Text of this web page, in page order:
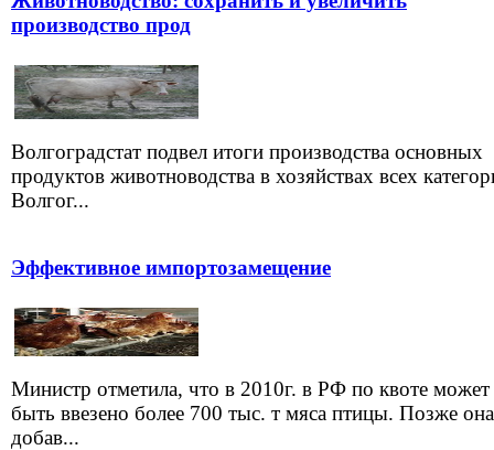
производство прод
Волгоградстат подвел итоги производства основных
продуктов животноводства в хозяйствах всех
Волгог...
Эффективное импортозамещение
Министр отметила, что в 2010г. в РФ по квоте может
быть ввезено более 700 тыс. т мяса птицы. Позже она
добав...